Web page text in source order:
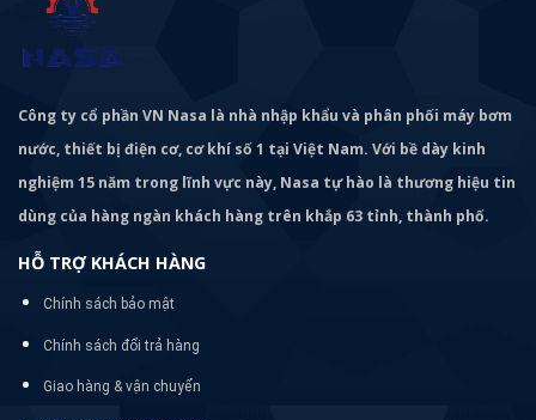
Công ty cổ phần VN Nasa là nhà nhập khẩu và phân phối máy bơm
nước, thiết bị điện cơ, cơ khí số 1 tại Việt Nam. Với bề dày kinh
nghiệm 15 năm trong lĩnh vực này, Nasa tự hào là thương hiệu tin
dùng của hàng ngàn khách hàng trên khắp 63 tỉnh, thành phố.
HỖ TRỢ KHÁCH HÀNG
Chính sách bảo mật
Chính sách đổi trả hàng
Giao hàng & vận chuyển